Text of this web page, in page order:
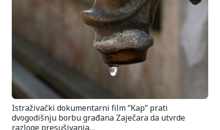
Istraživački dokumentarni film “Kap” prati
dvogodišnju borbu građana Zaječara da utvrde
razloge presušivanja…